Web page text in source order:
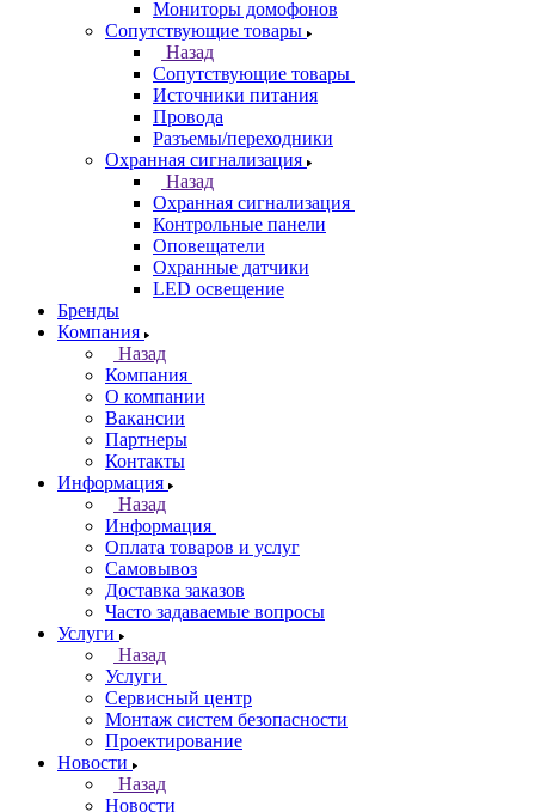
Мониторы домофонов
Сопутствующие товары
Назад
Сопутствующие товары
Источники питания
Провода
Разъемы/переходники
Охранная сигнализация
Назад
Охранная сигнализация
Контрольные панели
Оповещатели
Охранные датчики
LED освещение
Бренды
Компания
Назад
Компания
О компании
Вакансии
Партнеры
Контакты
Информация
Назад
Информация
Оплата товаров и услуг
Самовывоз
Доставка заказов
Часто задаваемые вопросы
Услуги
Назад
Услуги
Сервисный центр
Монтаж систем безопасности
Проектирование
Новости
Назад
Новости